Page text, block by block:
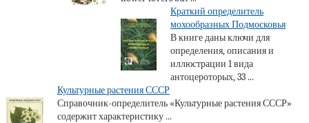
Краткий определитель
мохообразных Подмосковья
В книге даны ключи для
определения, описания и
иллюстрации 1 вида
антоцероторых, 33 ...
Культурные растения СССР
Справочник-определитель «Культурные растения СССР»
содержит характеристику ...